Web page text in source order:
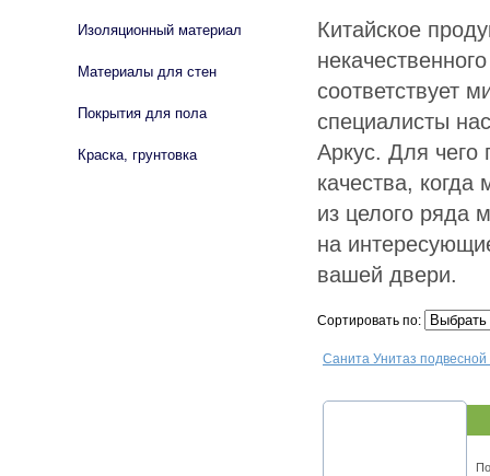
Китайское
соответствует
специалисты
Аркус. Для чего
качества,
из целого ряда
на
вашей двери.
Сортировать по:
Санита Унитаз
Изоляционный материал
Материалы для стен
Покрытия для пола
Краска, грунтовка